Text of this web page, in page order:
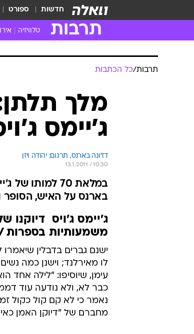
חדשות ספורט
תרבות טלוויזיה
טלוויזיה
טלוויזיה מחו"ל
סדרות
האח הגדול
תרבות/כל הכתבות
ג'יימס
דז'ונה בארנס, תרגום: יהודה ויזן
13.1.2011 / 10:30
במלאת 70
בארנס על האיש, הסופר
ג'יימס ג'ויס 
משמעותיות בספרות
ישנם גברים בדבלין שיאמרו
לו מאירלנד; וישנן כמה
עימן, שיוסיפו: "לילה אחד
כבר לא, ולא נודעה עוד
נאמר כי לא קם קול כקול
מחברם של "דיוקן האמן